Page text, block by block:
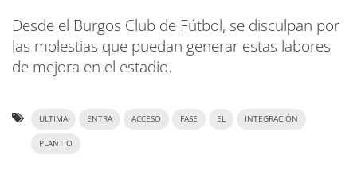
Desde el Burgos Club de Fútbol, se disculpan por
las molestias que puedan generar estas labores
de mejora en el estadio.
ULTIMA ENTRA ACCESO FASE EL INTEGRACIÓN
PLANTIO